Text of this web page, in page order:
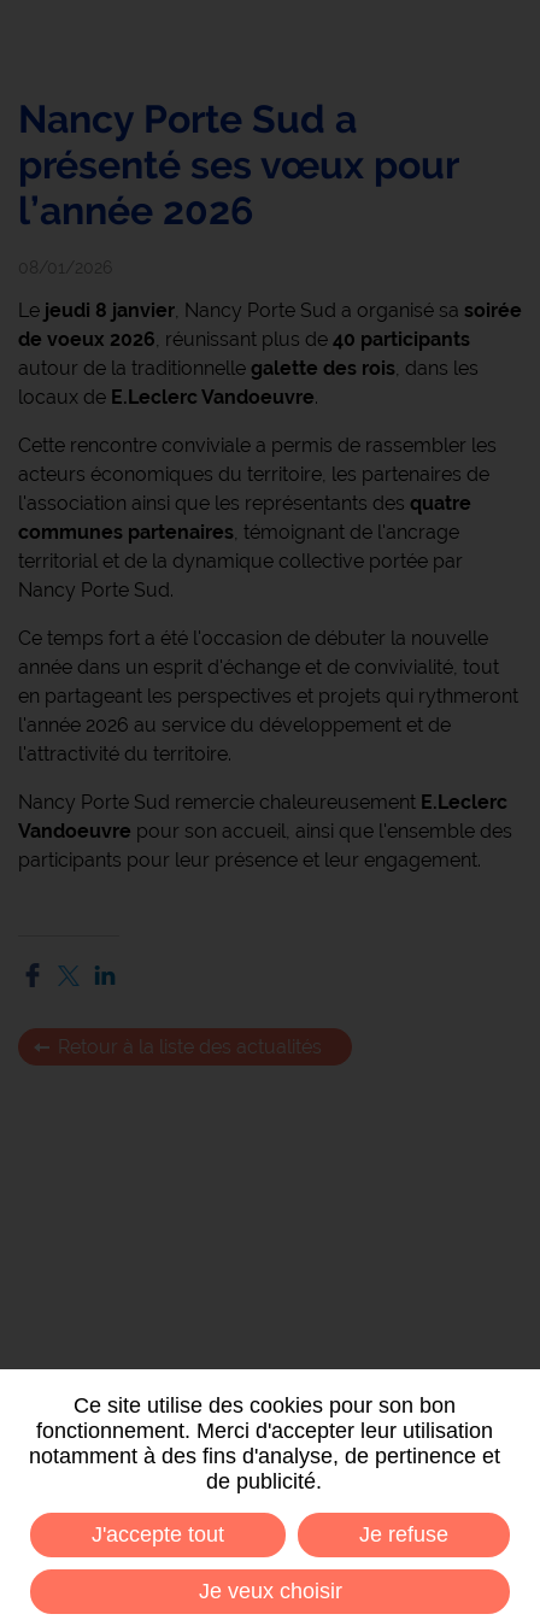
Nancy Porte Sud a
présenté ses vœux pour
l’année 2026
08/01/2026
Le jeudi 8 janvier, Nancy Porte Sud a organisé sa soirée
de voeux 2026, réunissant plus de 40 participants
autour de la traditionnelle galette des rois, dans les
locaux de E.Leclerc Vandoeuvre.
Cette rencontre conviviale a permis de rassembler les
acteurs économiques du territoire, les partenaires de
l'association ainsi que les représentants des quatre
communes partenaires, témoignant de l'ancrage
territorial et de la dynamique collective portée par
Nancy Porte Sud.
Ce temps fort a été l'occasion de débuter la nouvelle
année dans un esprit d'échange et de convivialité, tout
en partageant les perspectives et projets qui rythmeront
l'année 2026 au service du développement et de
l'attractivité du territoire.
Nancy Porte Sud remercie chaleureusement E.Leclerc
Vandoeuvre pour son accueil, ainsi que l'ensemble des
participants pour leur présence et leur engagement.
Retour à la liste des actualités
(du lundi au vendredi de 8h à 12h)
CONTACTEZ-NOUS
Ce site utilise des cookies pour son bon
fonctionnement. Merci d'accepter leur utilisation
notamment à des fins d'analyse, de pertinence et
de publicité.
J'accepte tout Je refuse
Je veux choisir